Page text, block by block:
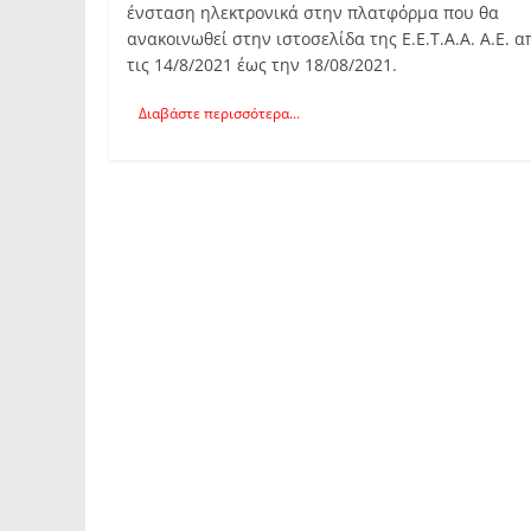
ένσταση ηλεκτρονικά στην πλατφόρμα που θα
ανακοινωθεί στην ιστοσελίδα της Ε.Ε.Τ.Α.Α. Α.Ε.
τις 14/8/2021 έως την 18/08/2021.
Διαβάστε περισσότερα...